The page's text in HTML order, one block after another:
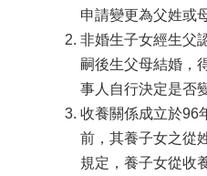
申請變更為父姓或
非婚生子女經生父
嗣後生父母結婚，
事人自行決定是否
收養關係成立於96
前，其養子女之從
規定，養子女從收